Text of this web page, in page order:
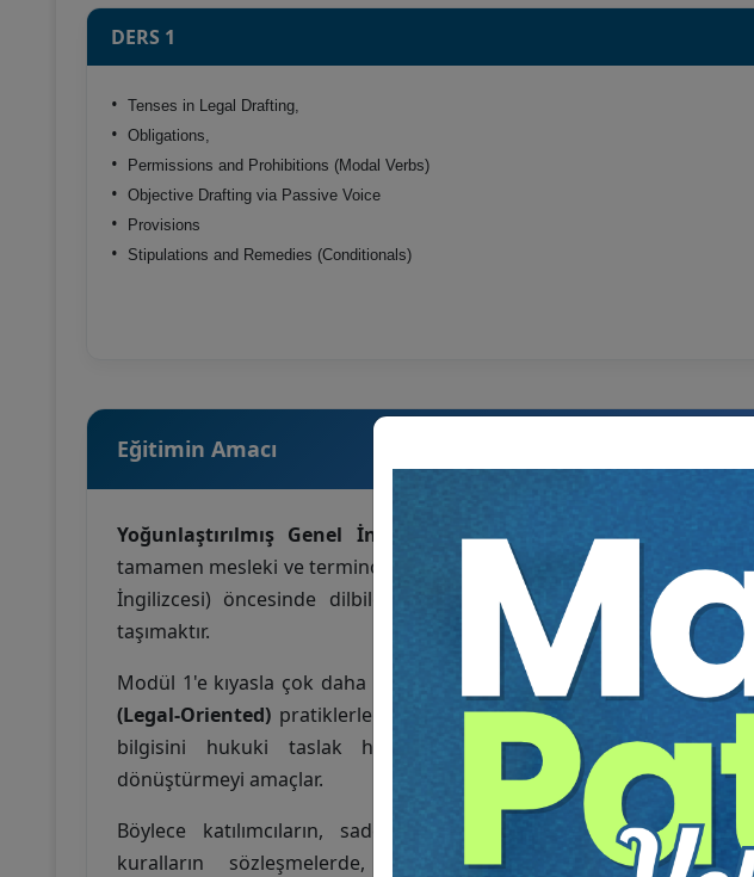
DERS 1
• Tenses in Legal Drafting,
• Obligations,
• Permissions and Prohibitions (Modal Verbs)
• Objective Drafting via Passive Voice
• Provisions
• Stipulations and Remedies (Conditionals)
Eğitimin Amacı
Yoğunlaştırılmış Genel İngilizce Modülü
’nün amacı, katılımcıları
tamamen mesleki ve terminolojik ağırlıklı olacak olan 3. Modül (Hukuk
İngilizcesi) öncesinde dilbilgisel ve yapısal olarak en üst seviyeye
taşımaktır.
Modül 1'e kıyasla çok daha ileri seviye ve doğrudan
"Hukuk Odaklı"
(Legal-Oriented) pratiklerle harmanlanmış bu eğitim, teorik gramer
bilgisini hukuki taslak hazırlama (Legal Drafting) pratiklerine
dönüştürmeyi amaçlar.
Böylece katılımcıların, sadece saf İngilizce kurallarını değil; bu
kuralların sözleşmelerde, mahkeme kararlarında ve hukuki